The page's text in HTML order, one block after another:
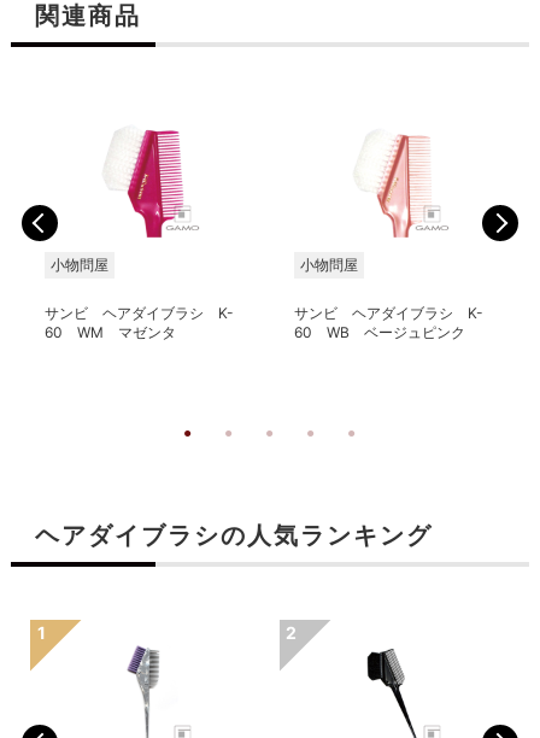
関連商品
小物問屋
サンビ ヘアダイブラシ K-
60 WM マゼンタ
小物問屋
サンビ ヘアダイブラシ K-
60 WB ベージュピンク
ヘアダイブラシの人気ランキング